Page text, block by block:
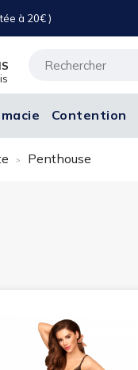
à 20€ )
Contention
Penthouse